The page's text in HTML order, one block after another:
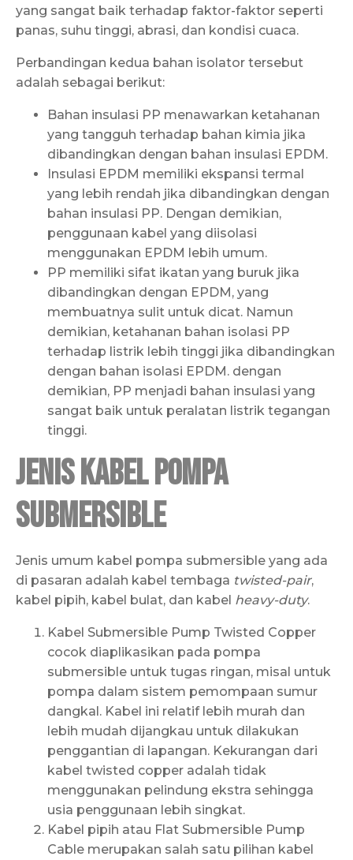
yang sangat baik terhadap faktor-faktor seperti
panas, suhu tinggi, abrasi, dan kondisi cuaca.
Perbandingan kedua bahan isolator tersebut
adalah sebagai berikut:
Bahan insulasi PP menawarkan ketahanan
yang tangguh terhadap bahan kimia jika
dibandingkan dengan bahan insulasi EPDM.
Insulasi EPDM memiliki ekspansi termal
yang lebih rendah jika dibandingkan dengan
bahan insulasi PP. Dengan demikian,
penggunaan kabel yang diisolasi
menggunakan EPDM lebih umum.
PP memiliki sifat ikatan yang buruk jika
dibandingkan dengan EPDM, yang
membuatnya sulit untuk dicat. Namun
demikian, ketahanan bahan isolasi PP
terhadap listrik lebih tinggi jika dibandingkan
dengan bahan isolasi EPDM. dengan
demikian, PP menjadi bahan insulasi yang
sangat baik untuk peralatan listrik tegangan
tinggi.
Jenis Kabel Pompa
Submersible
Jenis umum kabel pompa submersible yang ada
di pasaran adalah kabel tembaga twisted-pair,
kabel pipih, kabel bulat, dan kabel heavy-duty.
Kabel Submersible Pump Twisted Copper
cocok diaplikasikan pada pompa
submersible untuk tugas ringan, misal untuk
pompa dalam sistem pemompaan sumur
dangkal. Kabel ini relatif lebih murah dan
lebih mudah dijangkau untuk dilakukan
penggantian di lapangan. Kekurangan dari
kabel twisted copper adalah tidak
menggunakan pelindung ekstra sehingga
usia penggunaan lebih singkat.
Kabel pipih atau Flat Submersible Pump
Cable merupakan salah satu pilihan kabel